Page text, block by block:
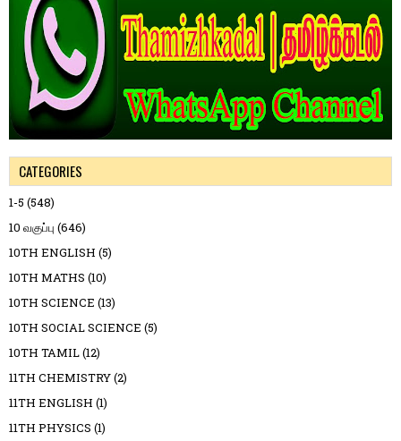
CATEGORIES
1-5 (548)
10 வகுப்பு (646)
10TH ENGLISH (5)
10TH MATHS (10)
10TH SCIENCE (13)
10TH SOCIAL SCIENCE (5)
10TH TAMIL(12)
11TH CHEMISTRY(2)
11TH ENGLISH (1)
11TH PHYSICS (1)